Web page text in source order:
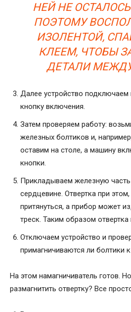
НЕЙ НЕ
ПОЭТОМУ
ИЗОЛЕНТОЙ,
КЛЕЕМ, ЧТОБЫ
ДЕТАЛИ
Далее устройство подключаем
кнопку включения.
Затем проверяем работу:
железных болтиков и,
оставим на столе, а машину
кнопки.
Прикладываем железную часть
сердцевине. Отвертка при
притянуться, а прибор может
треск. Таким образом отвертка
Отключаем устройство и
примагничиваются ли болтики к
На этом намагничиватель готов.
размагнитить отвертку? Все